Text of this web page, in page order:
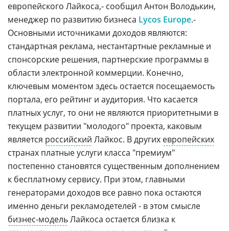
европейского Лайкоса,- сообщил Антон Володькин,
менеджер по развитию бизнеса Lycos Europe.-
Основными источниками доходов являются:
стандартная реклама, нестантартные рекламные и
спонсорские решения, партнерские программы в
области электронной коммерции. Конечно,
ключевым моментом здесь остается посещаемость
портала, его рейтинг и аудитория. Что касается
платных услуг, то они не являются приоритетными в
текущем развитии "молодого" проекта, каковым
является российский Лайкос. В других европейских
странах платные услуги класса "премиум"
постепенно становятся существенным дополнением
к бесплатному сервису. При этом, главными
генераторами доходов все равно пока остаются
именно деньги рекламодетелей - в этом смысле
бизнес-модельЛайкоса остается близка к